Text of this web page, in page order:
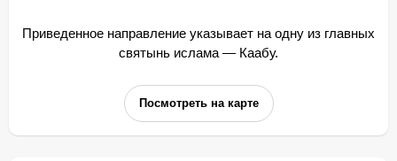
Приведенное направление указывает на одну из главных
святынь ислама — Каабу.
Посмотреть на карте